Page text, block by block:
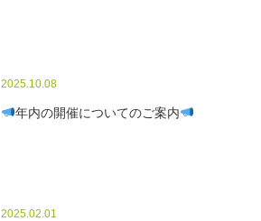
2025.10.08
年内の開催についてのご案内
2025.02.01